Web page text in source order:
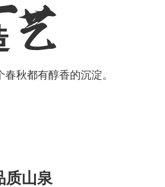
秋都有醇香的沉淀。
质山泉